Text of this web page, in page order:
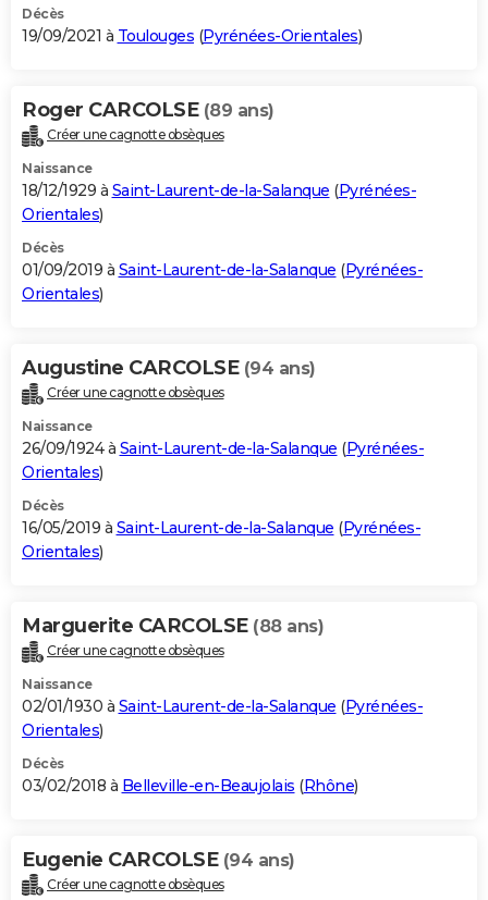
BONS PLANS
Carte de Noël
Carte Bonne année
Carte Saint-Valentin
Carte Pâques
Carte d'anniversaire
DICTIONNAIRE
Dictionnaire
Biographies
Citations
Expressions
Proverbes
PROGRAMME TV
COPAINS D'AVANT
S'inscrire
Se connecter
Lycées
Collèges
Primaires
Universités
Entreprises
Service militaire
Avis de recherche
AVIS DE DÉCÈS
FORUM
Décès
19/09/2021 à Toulouges (Pyrénées-Orientales)
Roger CARCOLSE (89 ans)
Créer une cagnotte obsèques
Naissance
18/12/1929 à Saint-Laurent-de-la-Salanque (Pyrénées-
Orientales)
Décès
01/09/2019 à Saint-Laurent-de-la-Salanque (Pyrénées-
Orientales)
Augustine CARCOLSE (94 ans)
Créer une cagnotte obsèques
Naissance
26/09/1924 à Saint-Laurent-de-la-Salanque (Pyrénées-
Orientales)
Décès
16/05/2019 à Saint-Laurent-de-la-Salanque (Pyrénées-
Orientales)
Marguerite CARCOLSE (88 ans)
Créer une cagnotte obsèques
Naissance
02/01/1930 à Saint-Laurent-de-la-Salanque (Pyrénées-
Orientales)
Décès
03/02/2018 à Belleville-en-Beaujolais (Rhône)
Eugenie CARCOLSE (94 ans)
Créer une cagnotte obsèques